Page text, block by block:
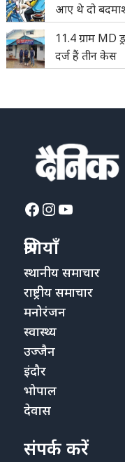
आए थे दो
11.4 ग्राम MD
दर्ज हैं तीन केस
Facebook
Instagram
YouTube
श्रेणियाँ
स्थानीय समाचार
राष्ट्रीय समाचार
मनोरंजन
स्वास्थ्य
उज्जैन
इंदौर
भोपाल
देवास
संपर्क करें